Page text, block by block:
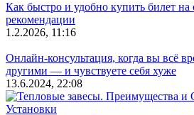
Как быстро и удобно купить билет на
рекомендации
1.2.2026, 11:16
Онлайн-консультация, когда вы всё
другими — и чувствуете себя хуже
13.6.2024, 22:08